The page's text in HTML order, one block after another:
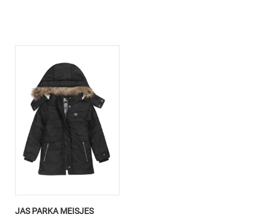
JAS PARKA MEISJES